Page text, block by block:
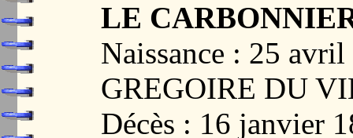
LE
Naissance : 25
GREGOIRE DU
Décès : 16 janvier